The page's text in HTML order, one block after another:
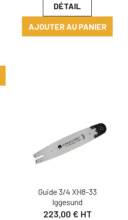
DÉTAIL
AJOUTER AU PANIER
Guide 3/4 XH8-33
Iggesund
223,00 € HT